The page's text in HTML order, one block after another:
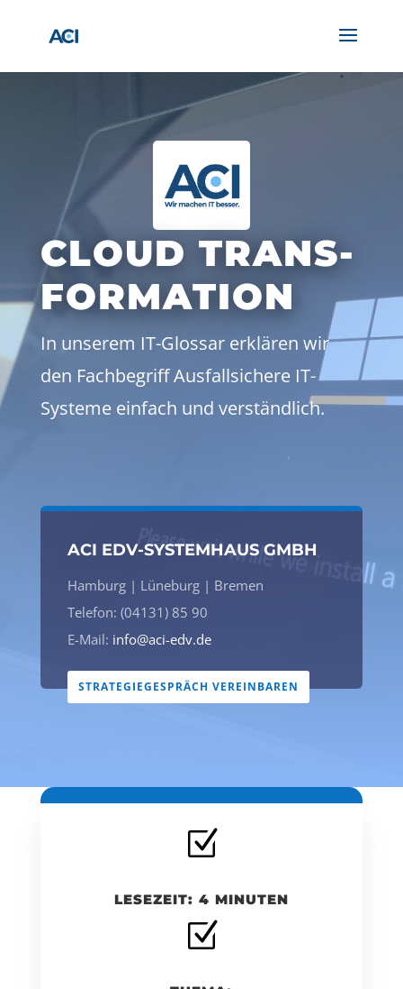
CLOUD TRANS-
FORMATION
In unserem IT-Glossar erklären wir
den Fachbegriff Ausfallsichere IT-
Systeme einfach und verständlich.
ACI EDV-SYSTEMHAUS GMBH
Hamburg | Lüneburg | Bremen
Telefon: (04131) 85 90
E-Mail: info@aci-edv.de
STRATEGIEGESPRÄCH VEREINBAREN
Z
LESEZEIT: 4 MINUTEN
Z